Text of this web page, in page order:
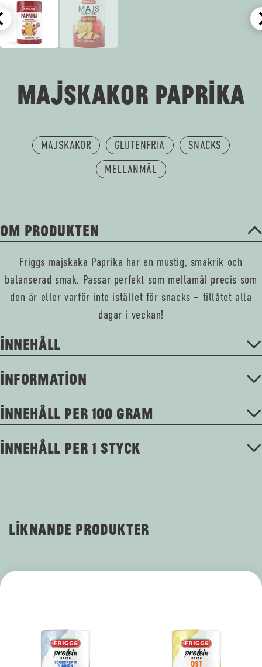
MAJSKAKOR PAPRIKA
MAJSKAKOR GLUTENFRIA
SNACKS
MELLANMÅL
OM PRODUKTEN
Friggs majskaka Paprika har en mustig, smakrik och
balanserad smak. Passar perfekt som mellamål precis som
den är eller varför inte istället för snacks – tillåtet alla
dagar i veckan!
INNEHÅLL
INFORMATION
INNEHÅLL PER 100 GRAM
INNEHÅLL PER 1 STYCK
LIKNANDE PRODUKTER